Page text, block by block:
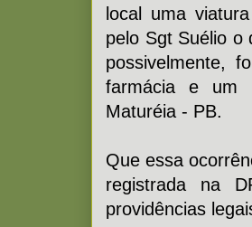
local uma
pelo Sgt Suélio o
possivelmente,
farmácia e um
Maturéia - PB.
Que essa
registrada na
providências